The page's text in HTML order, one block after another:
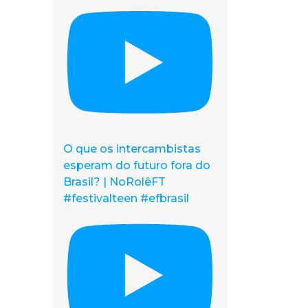
O que os intercambistas
esperam do futuro fora do
Brasil? | NoRolêFT
#festivalteen #efbrasil